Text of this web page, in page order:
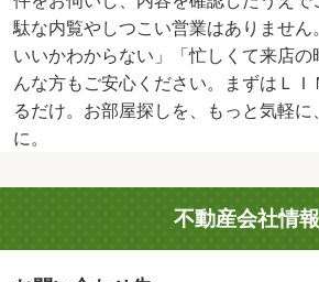
駄な内覧やしつこい営業はありませ
いいかわからない」「忙しくて来店
んな方もご安心ください。まずはＬ
るだけ。お部屋探しを、もっと気軽
に。
不動産会社情報